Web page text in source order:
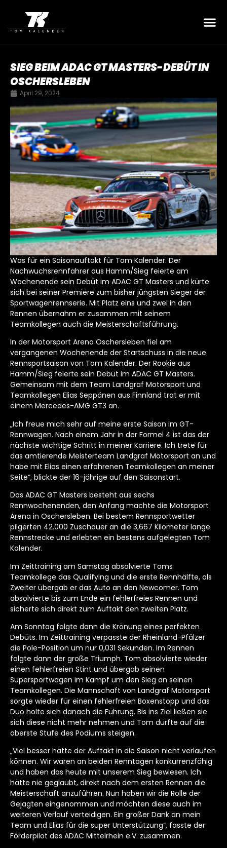
SIEG BEIM ADAC GT MASTERS-DEBÜT IN
OSCHERSLEBEN
April 29, 2024
Was für ein Saisonauftakt für Tom Kalender. Der
Nachwuchsrennfahrer aus Hamm/Sieg feierte am
Wochenende sein Debüt im ADAC GT Masters und kürte
sich bei seiner Premiere zum bisher jüngsten Sieger der
Sportwagenrennserie. Mit Platz eins und zwei in den
Rennen übernahm er zusammen mit seinem
Teamkollegen auch die Meisterschaftsführung.
In der Motorsport Arena Oschersleben fiel am
vergangenen Wochenende der Startschuss in die neue
Rennsportsaison von Tom Kalender. Der Rookie aus
Hamm/Sieg feierte sein Debüt im ADAC GT Masters.
Gemeinsam mit dem Team Landgraf Motorsport und
Teamkollegen Elias Seppänen aus Finnland trat er mit
einem Mercedes-AMG GT3 an.
„Ich freue mich sehr auf meine erste Saison im GT-
Rennwagen. Nach einem Jahr in der Formel 4 ist das der
nächste wichtige Schritt in meiner Karriere. Ich trete für
das amtierende Meisterteam Landgraf Motorsport an und
habe mit Elias einen erfahrenen Teamkollegen an meiner
Seite“, blickte der 16-jährige auf den Saisonstart.
Das ADAC GT Masters besteht aus sechs
Rennwochenenden, den Anfang machte die Motorsport
Arena in Oschersleben. Bei bestem Rennsportwetter
pilgerten 42.000 Zuschauer an die 3,667 Kilometer lange
Rennstrecke und erlebten ein bestens aufgelegten Tom
Kalender.
Im Zeittraining am Samstag absolvierte Toms
Teamkollege das Qualifying und die erste Rennhälfte, als
Zweiter übergab er das Auto an den Newcomer. Tom
absolvierte bis zum Ende ein fehlerfreies Rennen und
sicherte sich direkt zum Auftakt den zweiten Platz.
Am Sonntag folgte dann die Krönung eines perfekten
Debüts. Im Zeittraining verpasste der Rheinland-Pfälzer
die Pole-Position um nur 0,031 Sekunden. Im Rennen
folgte dann der große Triumph. Tom absolvierte wieder
einen fehlerfreien Stint und übergab seinen
Supersportwagen im Kampf um den Sieg an seinen
Teamkollegen. Die Mannschaft von Landgraf Motorsport
sorgte wieder für einen fehlerfreien Boxenstopp und das
Duo holte sich danach die Führung. Bis ins Ziel ließen sie
sich diese nicht mehr nehmen und Tom durfte auf die
oberste Stufe des Podiums steigen.
„Viel besser hätte der Auftakt in die Saison nicht verlaufen
können. Wir waren an beiden Renntagen konkurrenzfähig
und haben das heute mit unserem Sieg bewiesen. Ich
hätte nie geglaubt, direkt nach dem ersten Rennen die
Meisterschaft anzuführen. Nun haben wir die Rolle der
Gejagten eingenommen und möchten diese auch im
weiteren Verlauf verteidigen. Ein großer Dank an mein
Team und Elias für die super Unterstützung“, fasste der
Förderpilot des ADAC Mittelrhein e.V. zusammen.